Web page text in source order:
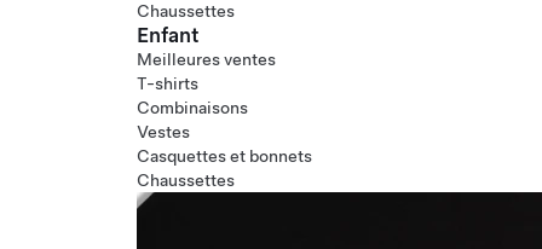
Chaussettes
Enfant
Meilleures ventes
T-shirts
Combinaisons
Vestes
Casquettes et bonnets
Chaussettes